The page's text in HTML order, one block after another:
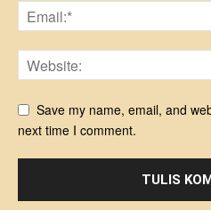
Save my name, email, and
next time I comment.